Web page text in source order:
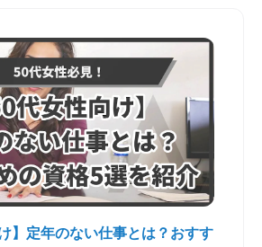
】定年のない仕事とは？おすす